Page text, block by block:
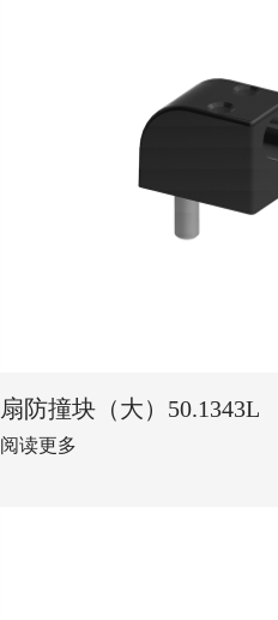
扇防撞块（大）50.1343L
阅读更多